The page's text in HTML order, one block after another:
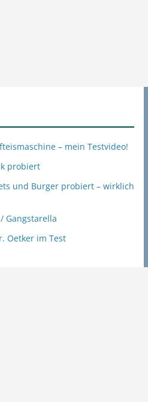
– mein Testvideo!
probiert
und Burger probiert – wirklich
Gangstarella
Oetker im Test